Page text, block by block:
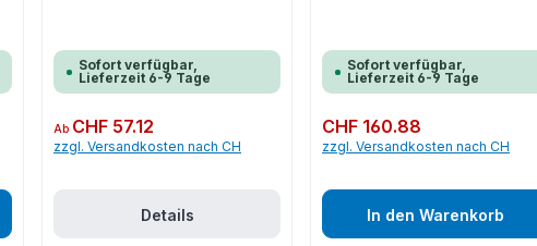
Sofort verfügbar,
Lieferzeit 6-9 Tage
Regulärer Preis:
Ab CHF 57.12
zzgl. Versandkosten nach CH
Details
Sofort verfügbar,
Lieferzeit 6-9 Tage
Regulärer Preis:
CHF 160.88
zzgl. Versandkosten nach CH
In den Warenkorb